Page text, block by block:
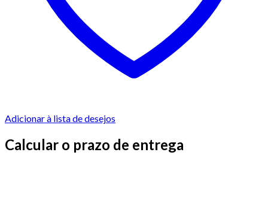
Adicionar à lista de desejos
Calcular o prazo de entrega